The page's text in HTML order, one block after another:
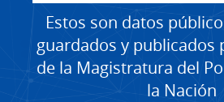
Estos son datos
guardados y publicados
de la Magistratura del
la Nación